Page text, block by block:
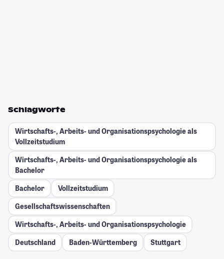
Schlagworte
Wirtschafts-, Arbeits- und Organisationspsychologie als
Vollzeitstudium
Wirtschafts-, Arbeits- und Organisationspsychologie als
Bachelor
Bachelor
Vollzeitstudium
Gesellschafts­wissenschaften
Wirtschafts-, Arbeits- und Organisationspsychologie
Deutschland
Baden-Württemberg Stuttgart